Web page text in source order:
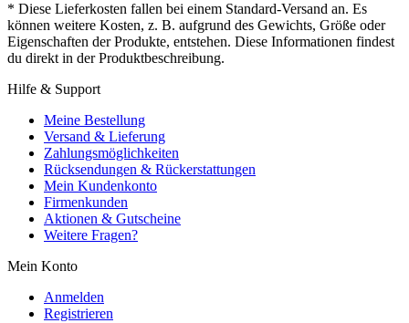
* Diese Lieferkosten fallen bei einem Standard-Versand an. Es
können weitere Kosten, z. B. aufgrund des Gewichts, Größe oder
Eigenschaften der Produkte, entstehen. Diese Informationen findest
du direkt in der Produktbeschreibung.
Hilfe & Support
Meine Bestellung
Versand & Lieferung
Zahlungsmöglichkeiten
Rücksendungen & Rückerstattungen
Mein Kundenkonto
Firmenkunden
Aktionen & Gutscheine
Weitere Fragen?
Mein Konto
Anmelden
Registrieren